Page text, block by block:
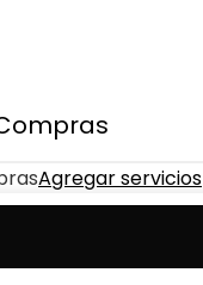
Agregar servicios